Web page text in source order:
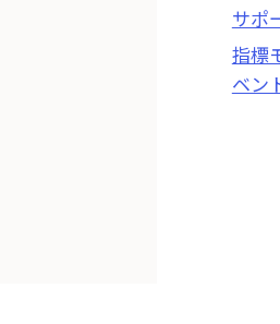
サポ
指標
ベン